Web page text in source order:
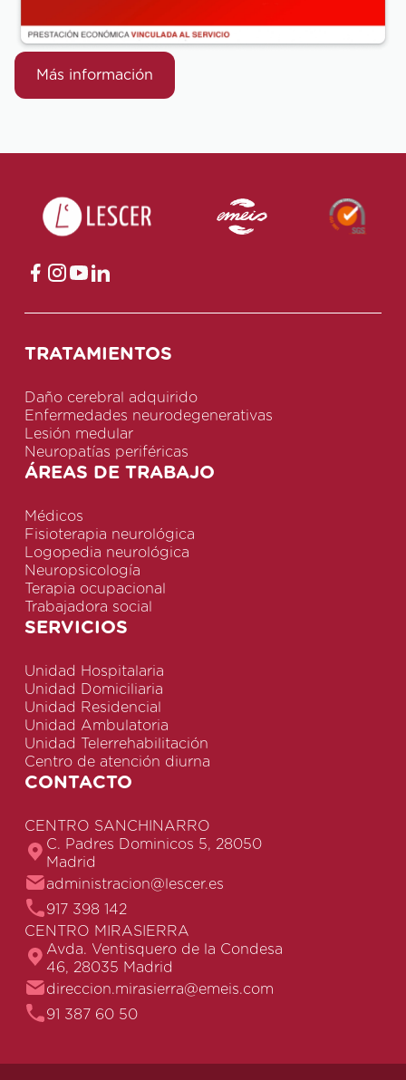
Más información
TRATAMIENTOS
Daño cerebral adquirido
Enfermedades neurodegenerativas
Lesión medular
Neuropatías periféricas
ÁREAS DE TRABAJO
Médicos
Fisioterapia neurológica
Logopedia neurológica
Neuropsicología
Terapia ocupacional
Trabajadora social
SERVICIOS
Unidad Hospitalaria
Unidad Domiciliaria
Unidad Residencial
Unidad Ambulatoria
Unidad Telerrehabilitación
Centro de atención diurna
CONTACTO
CENTRO SANCHINARRO
C. Padres Dominicos 5, 28050
Madrid
administracion@lescer.es
917 398 142
CENTRO MIRASIERRA
Avda. Ventisquero de la Condesa
46, 28035 Madrid
direccion.mirasierra@emeis.com
91 387 60 50